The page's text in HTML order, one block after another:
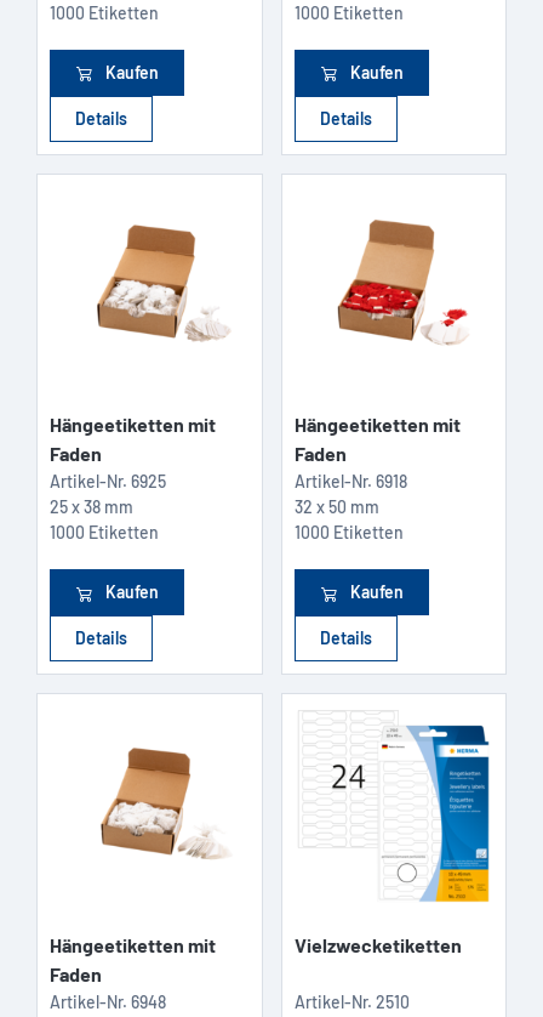
1000 Etiketten
Kaufen
Details
1000 Etiketten
Kaufen
Details
Hängeetiketten mit
Faden
Artikel-Nr. 6925
25 x 38 mm
1000 Etiketten
Kaufen
Details
Hängeetiketten mit
Faden
Artikel-Nr. 6918
32 x 50 mm
1000 Etiketten
Kaufen
Details
Hängeetiketten mit
Faden
Artikel-Nr. 6948
Vielzwecketiketten
Artikel-Nr. 2510